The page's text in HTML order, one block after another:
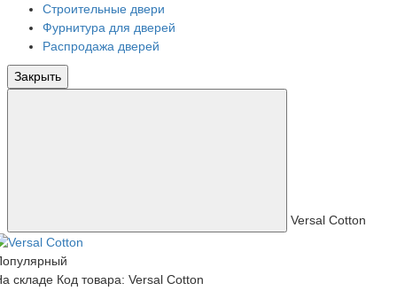
Строительные двери
Фурнитура для дверей
Распродажа дверей
Закрыть
Versal Cotton
складе Код товара: Versal Cotton